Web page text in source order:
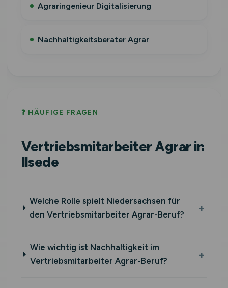
Agraringenieur Digitalisierung
Nachhaltigkeitsberater Agrar
❓ HÄUFIGE FRAGEN
Vertriebsmitarbeiter Agrar in
Ilsede
Welche Rolle spielt Niedersachsen für
den Vertriebsmitarbeiter Agrar-Beruf?
Wie wichtig ist Nachhaltigkeit im
Vertriebsmitarbeiter Agrar-Beruf?